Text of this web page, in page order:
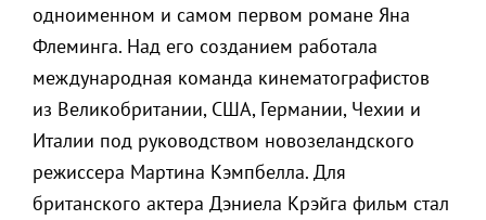
одноименном и самом первом романе Яна
Флеминга. Над его созданием работала
международная команда кинематографистов
из Великобритании, США, Германии, Чехии и
Италии под руководством новозеландского
режиссера Мартина Кэмпбелла. Для
британского актера Дэниела Крэйга фильм стал